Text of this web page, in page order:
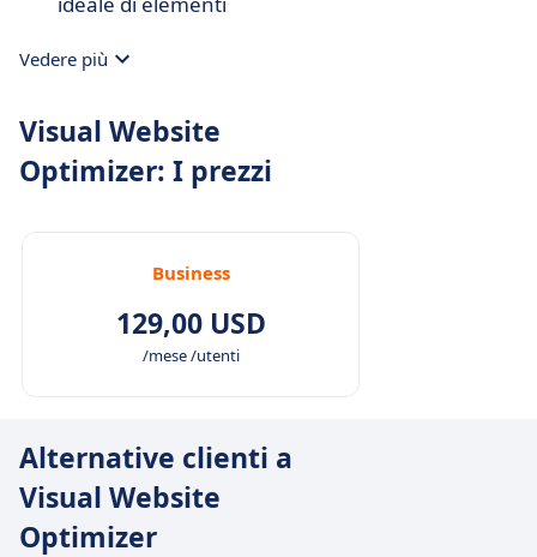
Vedere più
Visual Website
Optimizer: I prezzi
Business
129,00 USD
/mese /utenti
Alternative clienti a
Visual Website
Optimizer